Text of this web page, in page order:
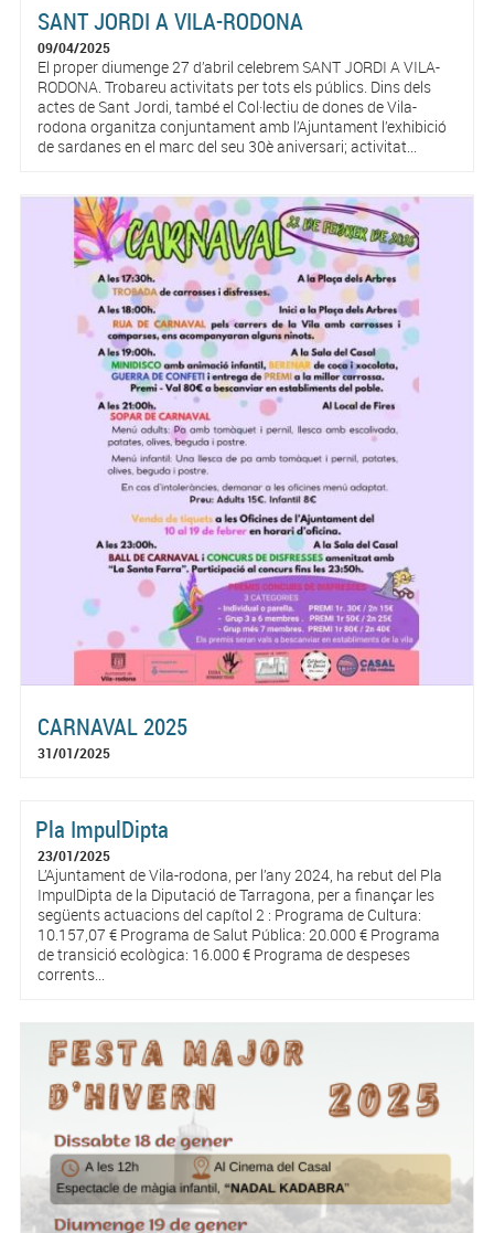
SANT JORDI A VILA-RODONA
09/04/2025
El proper diumenge 27 d’abril celebrem SANT JORDI A VILA-
RODONA. Trobareu activitats per tots els públics. Dins dels
actes de Sant Jordi, també el Col·lectiu de dones de Vila-
rodona organitza conjuntament amb l’Ajuntament l’exhibició
de sardanes en el marc del seu 30è aniversari; activitat...
CARNAVAL 2025
31/01/2025
Pla ImpulDipta
23/01/2025
L’Ajuntament de Vila-rodona, per l’any 2024, ha rebut del Pla
ImpulDipta de la Diputació de Tarragona, per a finançar les
següents actuacions del capítol 2 : Programa de Cultura:
10.157,07 € Programa de Salut Pública: 20.000 € Programa
de transició ecològica: 16.000 € Programa de despeses
corrents...